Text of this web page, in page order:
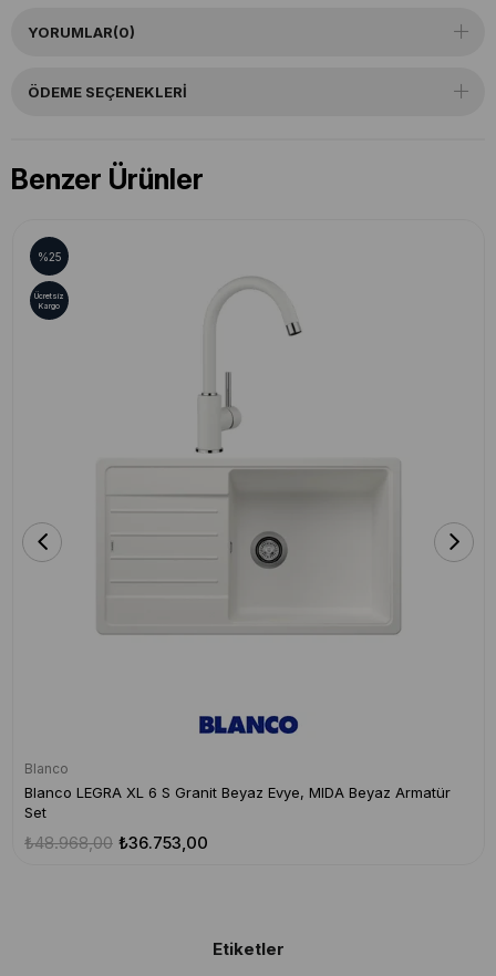
YORUMLAR(0)
ÖDEME SEÇENEKLERI
Benzer Ürünler
Blanco
Blanco LEGRA XL 6 S Granit Beyaz Evye, MIDA Beyaz Armatür
Set
₺36.753,00
₺48.968,00
%25
Ücretsiz
Kargo
Etiketler